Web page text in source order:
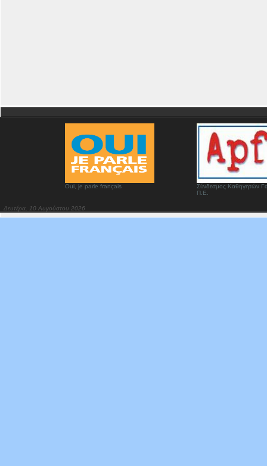
Oui, je parle français
Σύνδεσμος Καθηγητών
Π.Ε.
Δευτέρα, 10 Αυγούστου 2026